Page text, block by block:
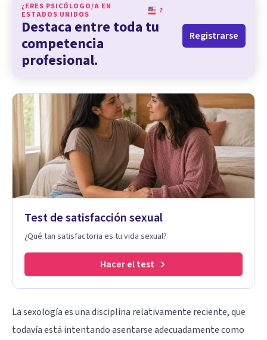
¿ERES PSICÓLOGO/A EN
ESTADOS UNIDOS
?
Destaca entre toda tu
competencia
profesional.
Registrarse
Test de satisfacción sexual
¿Qué tan satisfactoria es tu vida sexual?
Hacer el test
La sexología es una disciplina relativamente reciente, que
todavía está intentando asentarse adecuadamente como